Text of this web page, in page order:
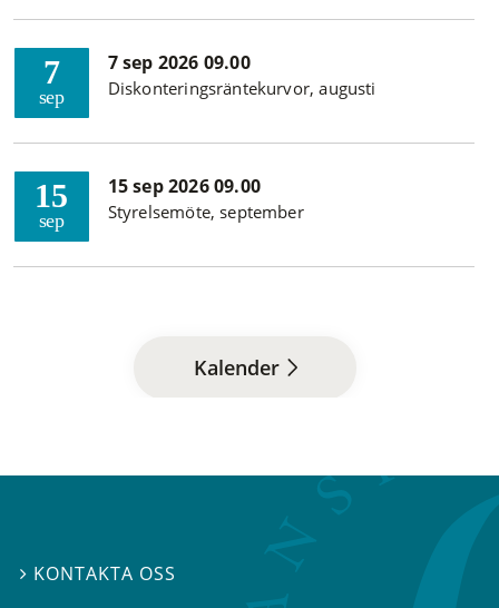
7
sep
7 sep 2026 09.00
Diskonteringsräntekurvor, augusti
15
sep
15 sep 2026 09.00
Styrelsemöte, september
Kalender
 KONTAKTA OSS